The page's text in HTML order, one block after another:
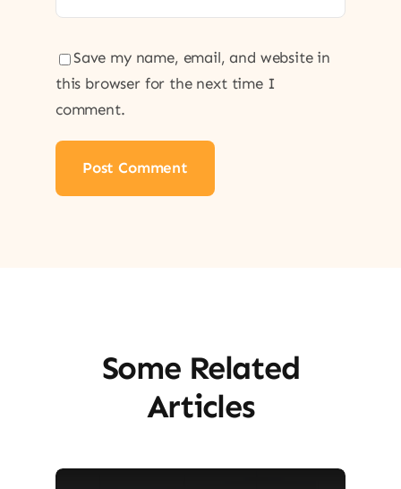
Save my name, email, and website in
this browser for the next time I
comment.
Some Related
Articles